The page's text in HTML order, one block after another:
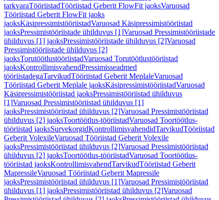
tarkvaraTööriistadTööriistad Geberit FlowFit jaoksVaruosad
Tööriistad Geberit FlowFit jaoks
jaoksKäsipressimistööriistadVaruosad Käsipressimistööriistad
jaoksPressimistööriistade ühilduvus [1]Varuosad Pressimistööriistade
ühilduvus [1] jaoksPressimistööriistade ühilduvus [2]Varuosad
Pressimistööriistade ühilduvus [2]
jaoksTorutöötlustööriistadVaruosad Torutöötlustööriistad
jaoksKontrollimisvahendPressimisseadmed
tööriistadegaTarvikudTööriistad Geberit MeplaleVaruosad
Tööriistad Geberit Meplale jaoksKäsipressimistööriistadVaruosad
Käsipressimistööriistad jaoksPressimistööriistad ühilduvus
[1]Varuosad Pressimistööriistad ühilduvus [1]
jaoksPressimistööriistad ühilduvus [2]Varuosad Pressimistööriistad
ühilduvus [2] jaoksToortöötlus-tööriistadVaruosad Toortöötlus-
tööriistad jaoksSurvekorgidKontrollimisvahendidTarvikudTööriistad
Geberit VolexileVaruosad Tööriistad Geberit Volexile
jaoksPressimistööriistad ühilduvus [2]Varuosad Pressimistööriistad
ühilduvus [2] jaoksToortöötlus-tööriistadVaruosad Toortöötlus-
tööriistad jaoksKontrollimisvahendTarvikudTööriistad Geberit
MapressileVaruosad Tööriistad Geberit Mapressile
jaoksPressimistööriistad ühilduvus [1]Varuosad Pressimistööriistad
ühilduvus [1] jaoksPressimistööriistad ühilduvus [2]Varuosad